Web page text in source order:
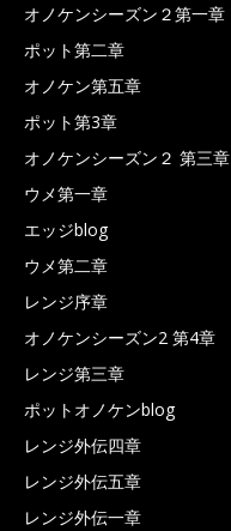
オノケンシーズン２第一章
ポット第二章
オノケン第五章
ポット第3章
オノケンシーズン２ 第三章
ウメ第一章
エッジblog
ウメ第二章
レンジ序章
オノケンシーズン2 第4章
レンジ第三章
ポットオノケンblog
レンジ外伝四章
レンジ外伝五章
レンジ外伝一章